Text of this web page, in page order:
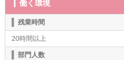
働く環境
残業時間
20時間以上
部門人数